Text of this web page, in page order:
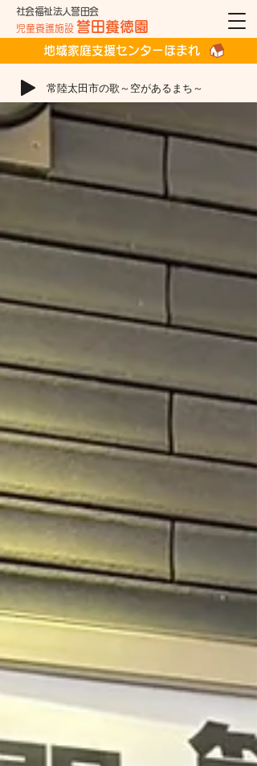
地域家庭支援センターほまれ
社会福祉法人誉田会
児童養護施設 誉田養徳園
常陸太田市の歌～空があるまち～